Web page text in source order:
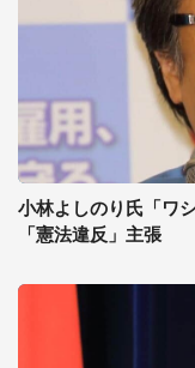
小林よしのり氏「ワ
「憲法違反」主張